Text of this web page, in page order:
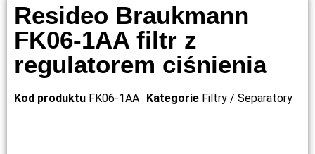
Resideo Braukmann
FK06-1AA filtr z
regulatorem ciśnienia
Kod produktu FK06-1AA Kategorie Filtry / Separatory